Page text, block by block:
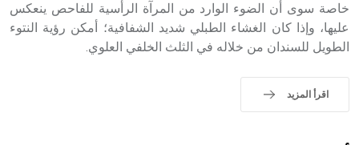
- هل تعلم أن الأبجدية الكنعانية تتألف من /22/ علامة كتابية
sign تكتب منفصلة غير متصلة، وتعتمد المبدأ الأكوروفوني،
حيث تقتصر القيمة الصوتية للعلامة الك
خاصة سوى أن الضوء الوارد من المرآة الرأسية للفاحص ينعكس
عليها، وإذا كان الغشاء الطبلي شديد الشفافية؛ أمكن رؤية النتوء
الطويل للسندان من خلاله في الثلث الخلفي العلوي.
اقرأ المزيد